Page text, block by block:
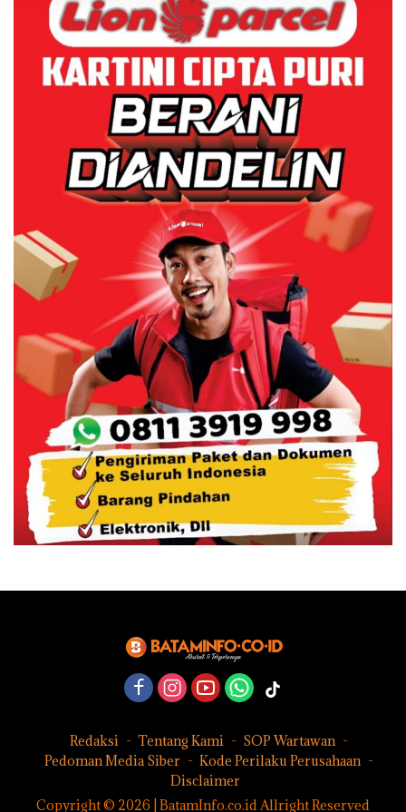
Redaksi Tentang Kami
SOP Wartawan
Pedoman Media Siber
Kode Perilaku Perusahaan
Disclaimer
Copyright © 2026 | BatamInfo.co.id Allright Reserved